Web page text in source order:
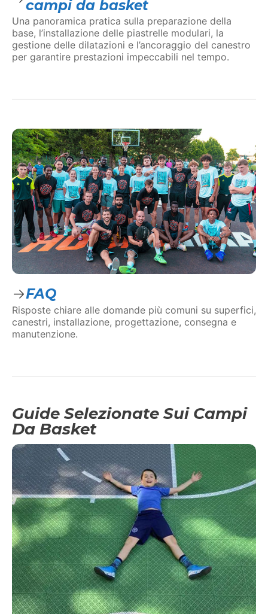
campi da basket
Una panoramica pratica sulla preparazione della
base, l’installazione delle piastrelle modulari, la
gestione delle dilatazioni e l’ancoraggio del canestro
per garantire prestazioni impeccabili nel tempo.
FAQ
Risposte chiare alle domande più comuni su superfici,
canestri, installazione, progettazione, consegna e
manutenzione.
Guide Selezionate Sui Campi
Da Basket